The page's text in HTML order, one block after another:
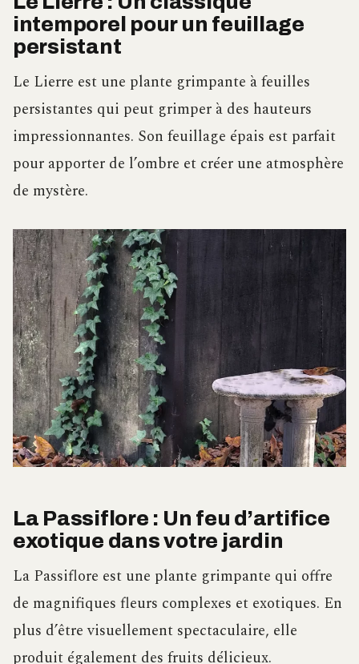
intemporel pour un feuillage
persistant
Le Lierre est une plante grimpante à feuilles
persistantes qui peut grimper à des hauteurs
impressionnantes. Son feuillage épais est parfait
pour apporter de l’ombre et créer une atmosphère
de mystère.
La Passiflore : Un feu d’artifice
exotique dans votre jardin
La Passiflore est une plante grimpante qui offre
de magnifiques fleurs complexes et exotiques. En
plus d’être visuellement spectaculaire, elle
produit également des fruits délicieux.